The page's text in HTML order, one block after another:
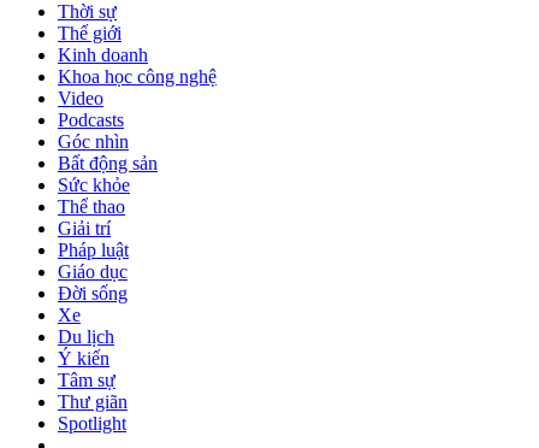
Thời sự
Thế giới
Kinh doanh
Khoa học công nghệ
Video
Podcasts
Góc nhìn
Bất động sản
Sức khỏe
Thể thao
Giải trí
Pháp luật
Giáo dục
Đời sống
Xe
Du lịch
Ý kiến
Tâm sự
Thư giãn
Spotlight